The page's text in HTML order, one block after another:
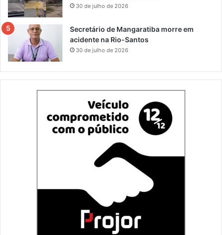
30 de julho de 2026
Secretário de Mangaratiba morre em
acidente na Rio-Santos
30 de julho de 2026